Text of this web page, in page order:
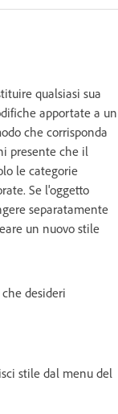
qualsiasi sua
apportate a un
che corrisponda
presente che il
le categorie
Se l'oggetto
separatamente
un nuovo stile
desideri
stile dal menu del